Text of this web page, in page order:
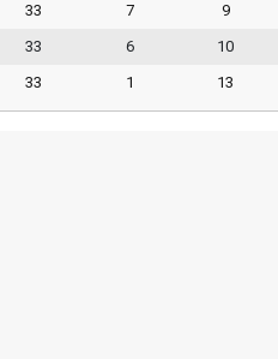
33 7 9
33 6 10
33 1 13